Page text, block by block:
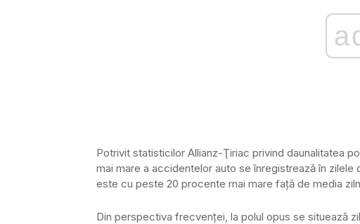
Potrivit statisticilor Allianz-Ţiriac privind daunalitatea
mai mare a accidentelor auto se înregistrează în
este cu peste 20 procente mai mare faţă de media
Din perspectiva frecvenţei, la polul opus se situează